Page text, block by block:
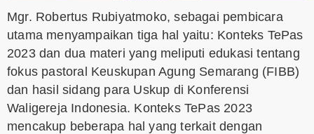
Mgr. Robertus Rubiyatmoko, sebagai pembicara
utama menyampaikan tiga hal yaitu: Konteks TePas
2023 dan dua materi yang meliputi edukasi tentang
fokus pastoral Keuskupan Agung Semarang (FIBB)
dan hasil sidang para Uskup di Konferensi
Waligereja Indonesia. Konteks TePas 2023
mencakup beberapa hal yang terkait dengan